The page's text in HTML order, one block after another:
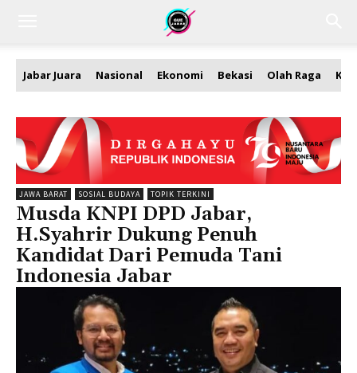
Jabar Juara Nasional Ekonomi Bekasi Olah Raga
JAWA BARAT SOSIAL BUDAYA TOPIK TERKINI
Musda KNPI DPD Jabar,
H.Syahrir Dukung Penuh
Kandidat Dari Pemuda Tani
Indonesia Jabar